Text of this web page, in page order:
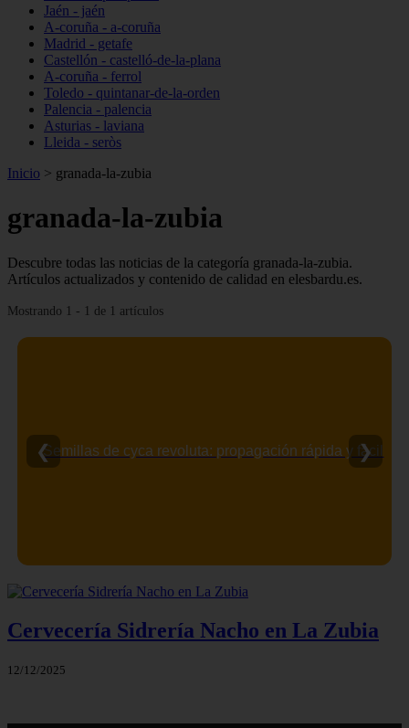
Jaén - jaén
A-coruña - a-coruña
Madrid - getafe
Castellón - castelló-de-la-plana
A-coruña - ferrol
Toledo - quintanar-de-la-orden
Palencia - palencia
Asturias - laviana
Lleida - seròs
Inicio > granada-la-zubia
granada-la-zubia
Descubre todas las noticias de la categoría granada-la-zubia.
Artículos actualizados y contenido de calidad en elesbardu.es.
Mostrando 1 - 1 de 1 artículos
Semillas de cyca revoluta: propagación rápida y fácil
❮ ❯
Cervecería Sidrería Nacho en La Zubia
12/12/2025